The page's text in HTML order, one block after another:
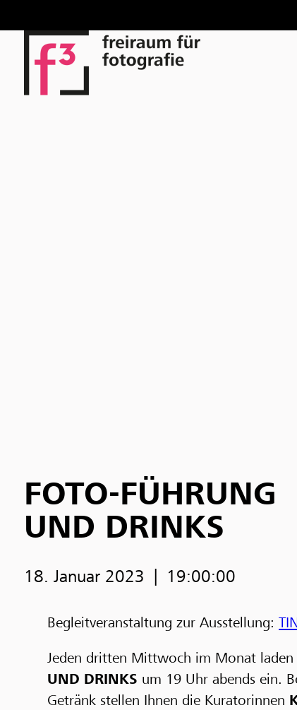
FOTO-FÜHRUNG
UND DRINKS
18. Januar 2023 19:00:00
Begleitveranstaltung zur Ausstellung:
Jeden dritten Mittwoch im Monat laden
UND DRINKS um 19 Uhr abends ein.
Getränk stellen Ihnen die Kuratorinnen